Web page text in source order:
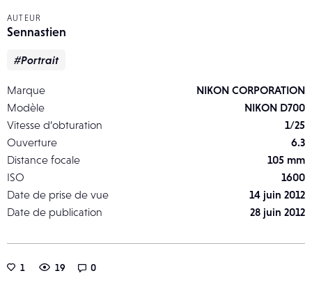
AUTEUR
Sennastien
#Portrait
Marque
NIKON CORPORATION
Modèle
NIKON D700
Vitesse d’obturation
1/25
Ouverture
6.3
Distance focale
105 mm
ISO
1600
Date de prise de vue
14 juin 2012
Date de publication
28 juin 2012
1 19 0